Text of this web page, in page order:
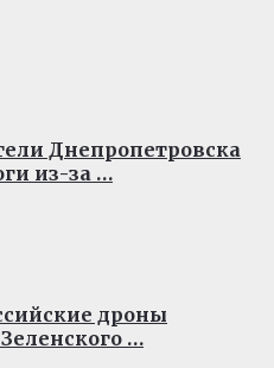
Днепропетровска
из-за …
дроны
…